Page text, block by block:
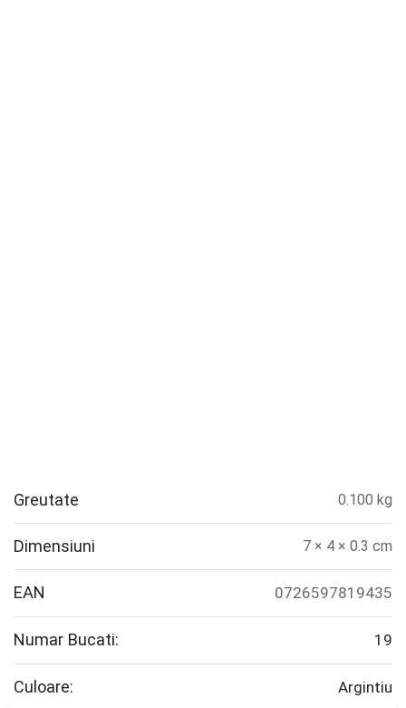
Greutate 0.100 kg
Dimensiuni 7 × 4 × 0.3 cm
EAN 0726597819435
Numar Bucati: 19
Culoare: Argintiu